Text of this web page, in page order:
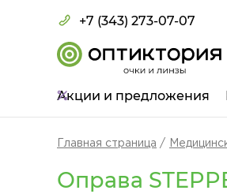
+7 (343) 273-07-07
Акции и предложения
Главная страница
Оправа